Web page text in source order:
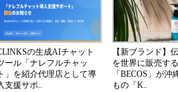
の生成AIチャット
ール「ナレフルチャッ
ト」を紹介代理店として導
支援サポ..
【新ブランド】
を世界に販売す
「BECOS」が沖
もの「K..